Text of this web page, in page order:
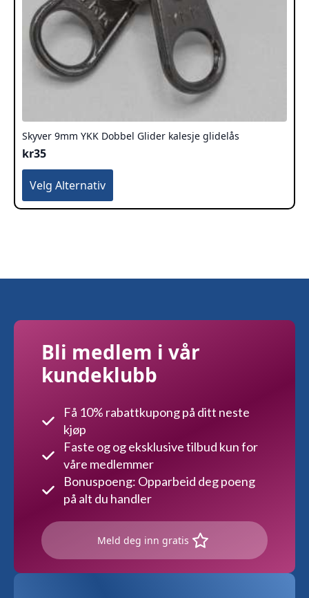
Skyver 9mm YKK Dobbel Glider kalesje glidelås
kr35
Velg Alternativ
produktet
har
velges
Bli medlem i vår
kundeklubb
Få 10% rabattkupong på ditt neste
kjøp
Faste og og eksklusive tilbud kun for
våre medlemmer
Bonuspoeng: Opparbeid deg poeng
på alt du handler
Meld deg inn gratis